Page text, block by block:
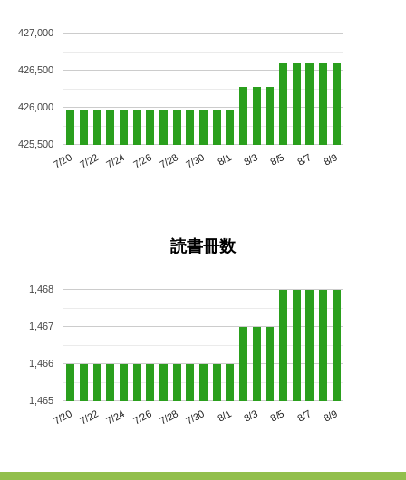
7/20 7/22 7/24 7/26 7/28 7/30 8/1 8/3 8/5 8/7 8/9
425,500
426,000
426,500
427,000
読書冊数
7/20 7/22 7/24 7/26 7/28 7/30 8/1 8/3 8/5 8/7 8/9
1,465
1,466
1,467
1,468